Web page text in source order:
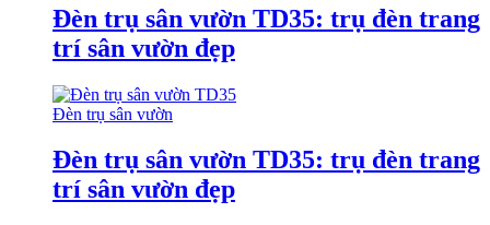
Đèn trụ sân vườn TD35: trụ đèn trang
trí sân vườn đẹp
Đèn trụ sân vườn
Đèn trụ sân vườn TD35: trụ đèn trang
trí sân vườn đẹp